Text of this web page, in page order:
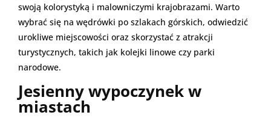
swoją kolorystyką i malowniczymi krajobrazami. Warto
wybrać się na wędrówki po szlakach górskich, odwiedzić
urokliwe miejscowości oraz skorzystać z atrakcji
turystycznych, takich jak kolejki linowe czy parki
narodowe.
Jesienny wypoczynek w
miastach